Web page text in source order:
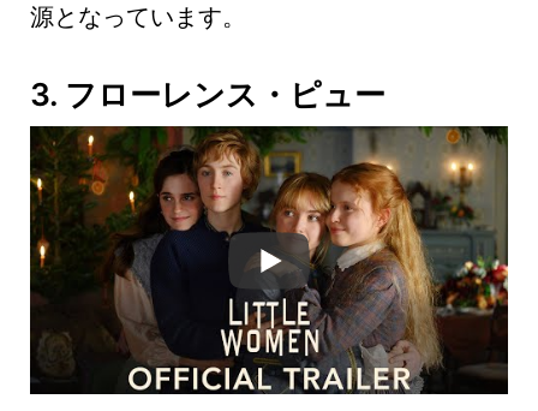
源となっています。
3. フローレンス・ピュー